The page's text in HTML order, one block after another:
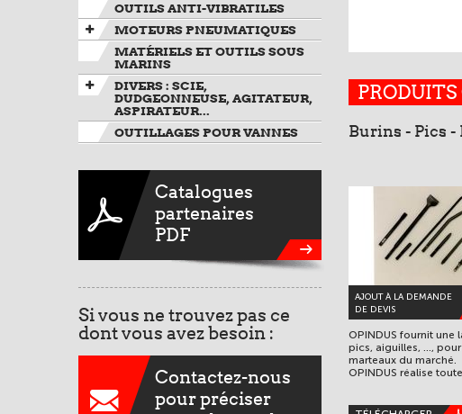
OUTILS ANTI-VIBRATILES
MOTEURS PNEUMATIQUES
MATÉRIELS ET OUTILS SOUS
MARINS
DIVERS : SCIE,
DUDGEONNEUSE, AGITATEUR,
ASPIRATEUR...
OUTILLAGES POUR VANNES
Catalogues
partenaires
PDF
Si vous ne trouvez pas ce
dont vous avez besoin :
Contactez-nous
pour préciser
Burins - Pics -
AJOUT À LA DEMANDE
DE DEVIS
OPINDUS fournit une
pics, aiguilles, ...,
marteaux du marché.
OPINDUS réalise